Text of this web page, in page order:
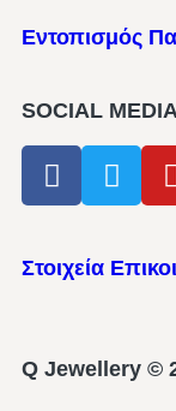
Εντοπισμός
SOCIAL
Στοιχεία
Q Jewellery ©